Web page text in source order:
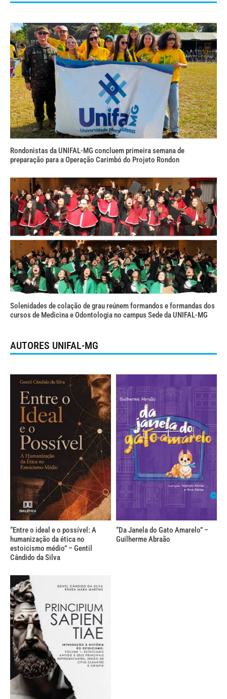
Rondonistas da UNIFAL-MG concluem primeira semana de
preparação para a Operação Carimbó do Projeto Rondon
Solenidades de colação de grau reúnem formandos e formandas dos
cursos de Medicina e Odontologia no campus Sede da UNIFAL-MG
AUTORES UNIFAL-MG
“Entre o ideal e o possível: A
humanização da ética no
estoicismo médio” – Gentil
Cândido da Silva
“Da Janela do Gato Amarelo” –
Guilherme Abraão